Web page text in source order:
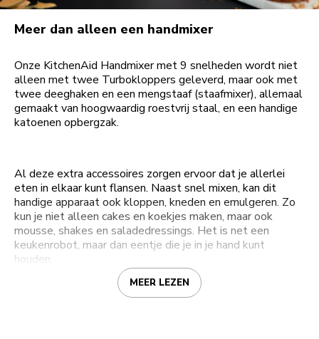
Meer dan alleen een handmixer
Onze KitchenAid Handmixer met 9 snelheden wordt niet
alleen met twee Turbokloppers geleverd, maar ook met
twee deeghaken en een mengstaaf (staafmixer), allemaal
gemaakt van hoogwaardig roestvrij staal, en een handige
katoenen opbergzak.
Al deze extra accessoires zorgen ervoor dat je allerlei
eten in elkaar kunt flansen. Naast snel mixen, kan dit
handige apparaat ook kloppen, kneden en emulgeren. Zo
kun je niet alleen cakes en koekjes maken, maar ook
mousse, shakes en saladedressings. Het is net een
keukenrobot, maar dan eentje die je in je hand kunt
houden.
MEER LEZEN